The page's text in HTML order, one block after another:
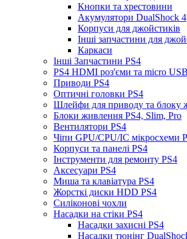
Кнопки та хрестовини
Акумулятори DualShock 4
Корпуси для джойстиків
Інші запчастини для
Каркаси
Інші Запчастини PS4
PS4 HDMI роз'єми та micro
Приводи PS4
Оптичні головки PS4
Шлейфи для приводу та блоку
Блоки живлення PS4, Slim, Pro
Вентилятори PS4
Чіпи GPU/CPU/IC мікросхеми
Корпуси та панелі PS4
Інструменти для ремонту PS4
Аксесуари PS4
Миша та клавіатура PS4
Жорсткі диски HDD PS4
Силіконові чохли
Насадки на стіки PS4
Насадки захисні PS4
Насадки тюнінг